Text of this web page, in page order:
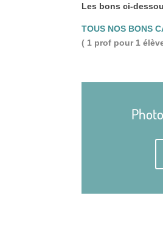
Les bons ci-
TOUS NOS BONS
( 1 prof pour 1